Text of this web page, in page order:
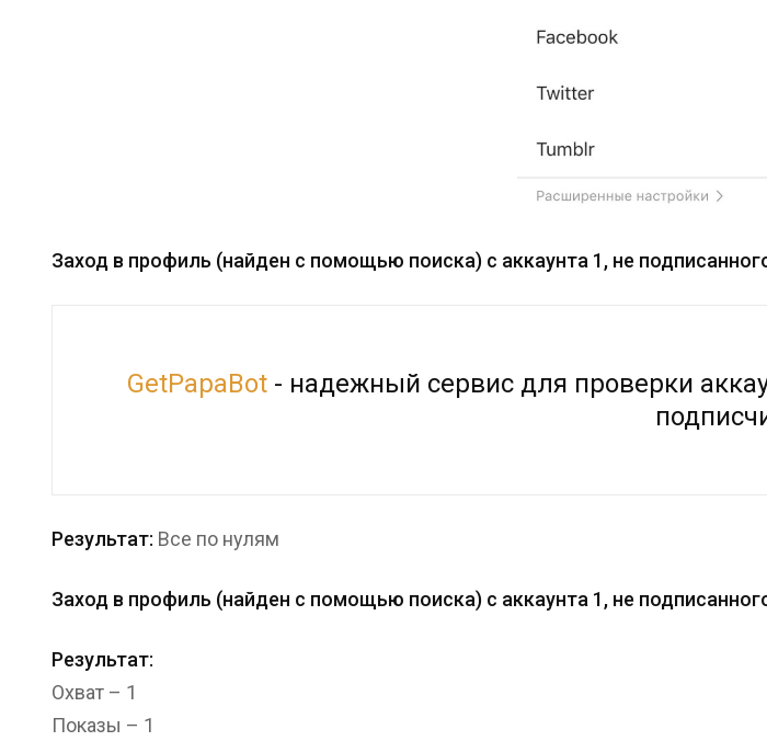
Заход в профиль (найден с помощью поиска) с аккаунта 1, не
GetPapaBot - надежный сервис для проверки
Результат: Все по нулям
Заход в профиль (найден с помощью поиска) с аккаунта 1, не
Результат:
Охват – 1
Показы – 1